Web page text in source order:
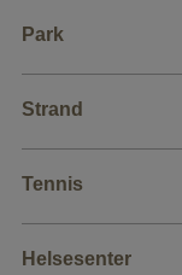
Park
Strand
Tennis
Helsesenter